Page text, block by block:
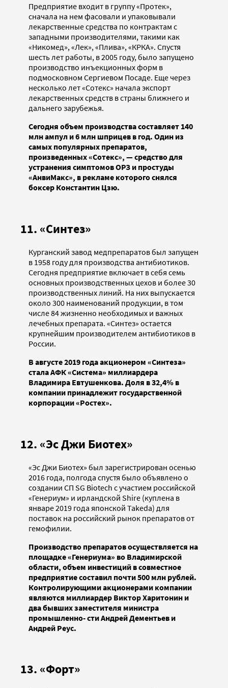
Предприятие входит в группу «Протек»,
сначала на нем фасовали и упаковывали
лекарственные средства по контрактам с
западными производителями, такими как
«Никомед», «Лек», «Плива», «КРКА». Спустя
шесть лет работы, в 2005 году, было запущено
производство инъекционных форм в
подмосковном Сергиевом Посаде. Еще через
несколько лет «Сотекс» начала экспорт
лекарственных средств в страны ближнего и
дальнего зарубежья.
Сегодня объем производства составляет 140
млн ампул и 6 млн шприцев в год. Один из
самых популярных препаратов,
произведенных «Сотекс», — средство для
устранения симптомов ОРЗ и простуды
«АнвиМакс», в рекламе которого снялся
боксер Константин Цзю.
11. «Синтез»
Курганский завод медпрепаратов был запущен
в 1958 году для производства антибиотиков.
Сегодня предприятие включает в себя семь
основных производственных цехов и более 30
производственных линий. На них выпускается
около 300 наименований продукции, в том
числе 84 жизненно необходимых и важных
лечебных препарата. «Синтез» остается
крупнейшим производителем антибиотиков в
России.
В августе 2019 года акционером «Синтеза»
стала АФК «Система» миллиардера
Владимира Евтушенкова. Доля в 32,4% в
компании принадлежит государственной
корпорации «Ростех».
12. «Эс Джи Биотех»
«Эс Джи Биотех» был зарегистрирован осенью
2016 года, полгода спустя было объявлено о
создании СП SG Biotech с участием российской
«Генериум» и ирландской Shire (куплена в
январе 2019 года японской Takeda) для
поставок на российский рынок препаратов от
гемофилии.
Производство препаратов осуществляется на
площадке «Генериума» во Владимирской
области, объем инвестиций в совместное
предприятие составил почти 500 млн рублей.
Контролирующими акционерами компании
являются миллиардер Виктор Харитонин и
два бывших заместителя министра
промышленно- сти Андрей Дементьев и
Андрей Реус.
13. «Форт»